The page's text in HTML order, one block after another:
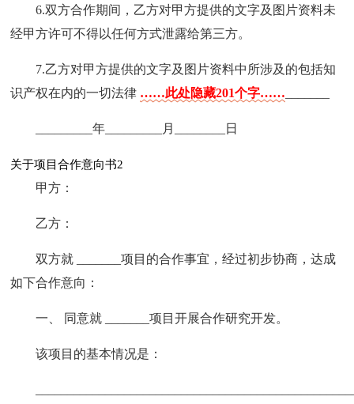
6.双方合作期间，乙方对甲方提供的文字及图片资料未
经甲方许可不得以任何方式泄露给第三方。
7.乙方对甲方提供的文字及图片资料中所涉及的包括知
识产权在内的一切法律 ……此处隐藏201个字……
_________年_________月________日
关于项目合作意向书2
甲方：
乙方：
双方就 _______项目的合作事宜，经过初步协商，达成
如下合作意向：
一、 同意就 _______项目开展合作研究开发。
该项目的基本情况是：